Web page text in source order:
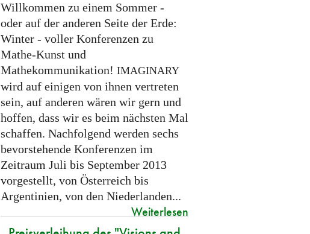
Willkommen zu einem Sommer -
oder auf der anderen Seite der Erde:
Winter - voller Konferenzen zu
Mathe-Kunst und
Mathekommunikation! IMAGINARY
wird auf einigen von ihnen vertreten
sein, auf anderen wären wir gern und
hoffen, dass wir es beim nächsten Mal
schaffen. Nachfolgend werden sechs
bevorstehende Konferenzen im
Zeitraum Juli bis September 2013
vorgestellt, von Österreich bis
Argentinien, von den Niederlanden...
Weiterlesen